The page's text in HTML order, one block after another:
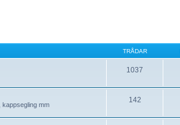
TRÅDAR
1037
kappsegling mm
142